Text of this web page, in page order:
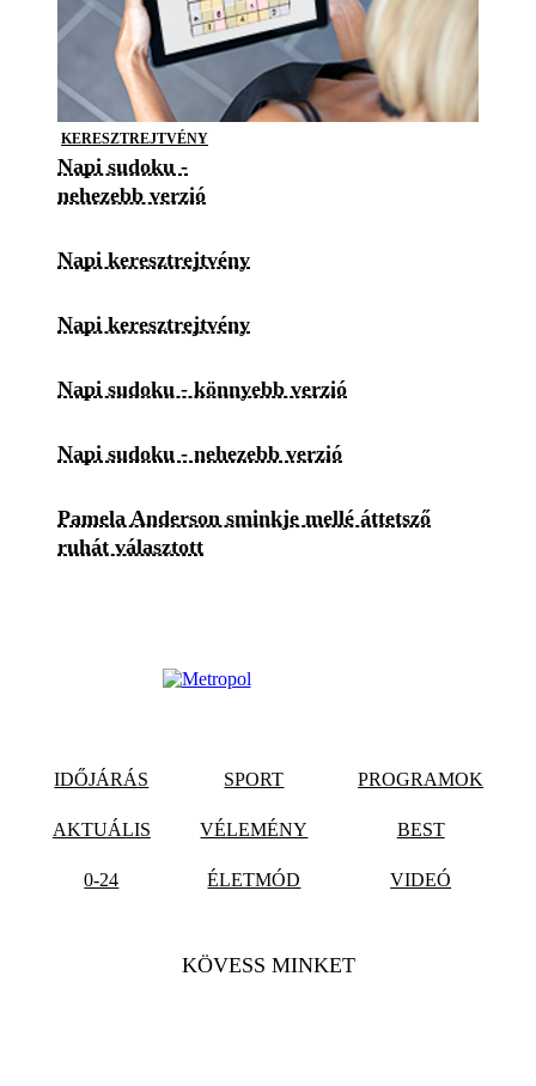
KERESZTREJTVÉNY
Napi sudoku -
nehezebb verzió
Napi keresztrejtvény
Napi keresztrejtvény
Napi sudoku - könnyebb verzió
Napi sudoku - nehezebb verzió
Pamela Anderson sminkje mellé áttetsző
ruhát választott
IDŐJÁRÁS SPORT PROGRAMOK
AKTUÁLIS VÉLEMÉNY BEST
0-24 ÉLETMÓD VIDEÓ
KÖVESS MINKET